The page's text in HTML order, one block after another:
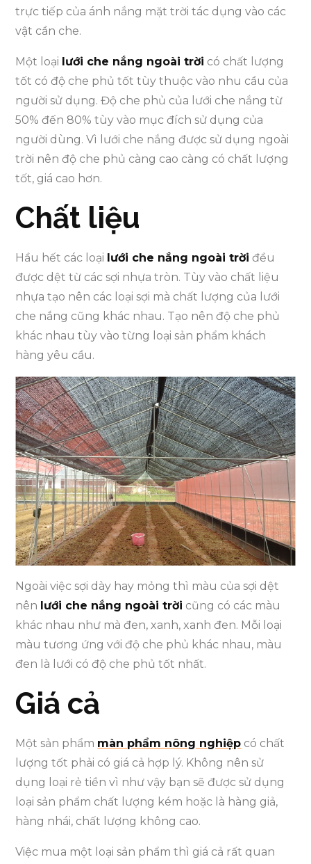
trực tiếp của ánh nắng mặt trời tác dụng vào các
vật cần che.
Một loại lưới che nắng ngoài trời có chất lượng
tốt có độ che phủ tốt tùy thuộc vào nhu cầu của
người sử dụng. Độ che phủ của lưới che nắng từ
50% đến 80% tùy vào mục đích sử dụng của
người dùng. Vì lưới che nắng được sử dụng ngoài
trời nên độ che phủ càng cao càng có chất lượng
tốt, giá cao hơn.
Chất liệu
Hầu hết các loại lưới che nắng ngoài trời đều
được dệt từ các sợi nhựa tròn. Tùy vào chất liệu
nhựa tạo nên các loại sợi mà chất lượng của lưới
che nắng cũng khác nhau. Tạo nên độ che phủ
khác nhau tùy vào từng loại sản phẩm khách
hàng yêu cầu.
Ngoài việc sợi dày hay mỏng thì màu của sợi dệt
nên lưới che nắng ngoài trời cũng có các màu
khác nhau như mà đen, xanh, xanh đen. Mỗi loại
màu tương ứng với độ che phủ khác nhau, màu
đen là lưới có độ che phủ tốt nhất.
Giá cả
Một sản phẩm màn phẩm nông nghiệp có chất
lượng tốt phải có giá cả hợp lý. Không nên sử
dụng loại rẻ tiền vì như vậy bạn sẽ được sử dụng
loại sản phẩm chất lượng kém hoặc là hàng giả,
hàng nhái, chất lượng không cao.
Việc mua một loại sản phẩm thì giá cả rất quan